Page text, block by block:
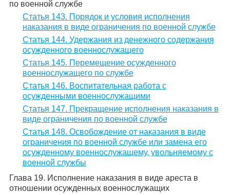
по военной службе
Статья 143. Порядок и условия исполнения
наказания в виде ограничения по военной службе
Статья 144. Удержания из денежного содержания
осужденного военнослужащего
Статья 145. Перемещение осужденного
военнослужащего по службе
Статья 146. Воспитательная работа с
осужденными военнослужащими
Статья 147. Прекращение исполнения наказания в
виде ограничения по военной службе
Статья 148. Освобождение от наказания в виде
ограничения по военной службе или замена его
осужденному военнослужащему, увольняемому с
военной службы
Глава 19. Исполнение наказания в виде ареста в
отношении осужденных военнослужащих